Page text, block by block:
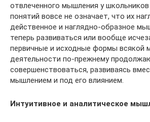
отвлеченного мышления у школьников
понятий вовсе не означает, что их
действенное и наглядно-образное
теперь развиваться или вообще
первичные и исходные формы всякой
деятельности по-прежнему
совершенствоваться, развиваясь
мышлением и под его влиянием.
Интуитивное и аналитическое